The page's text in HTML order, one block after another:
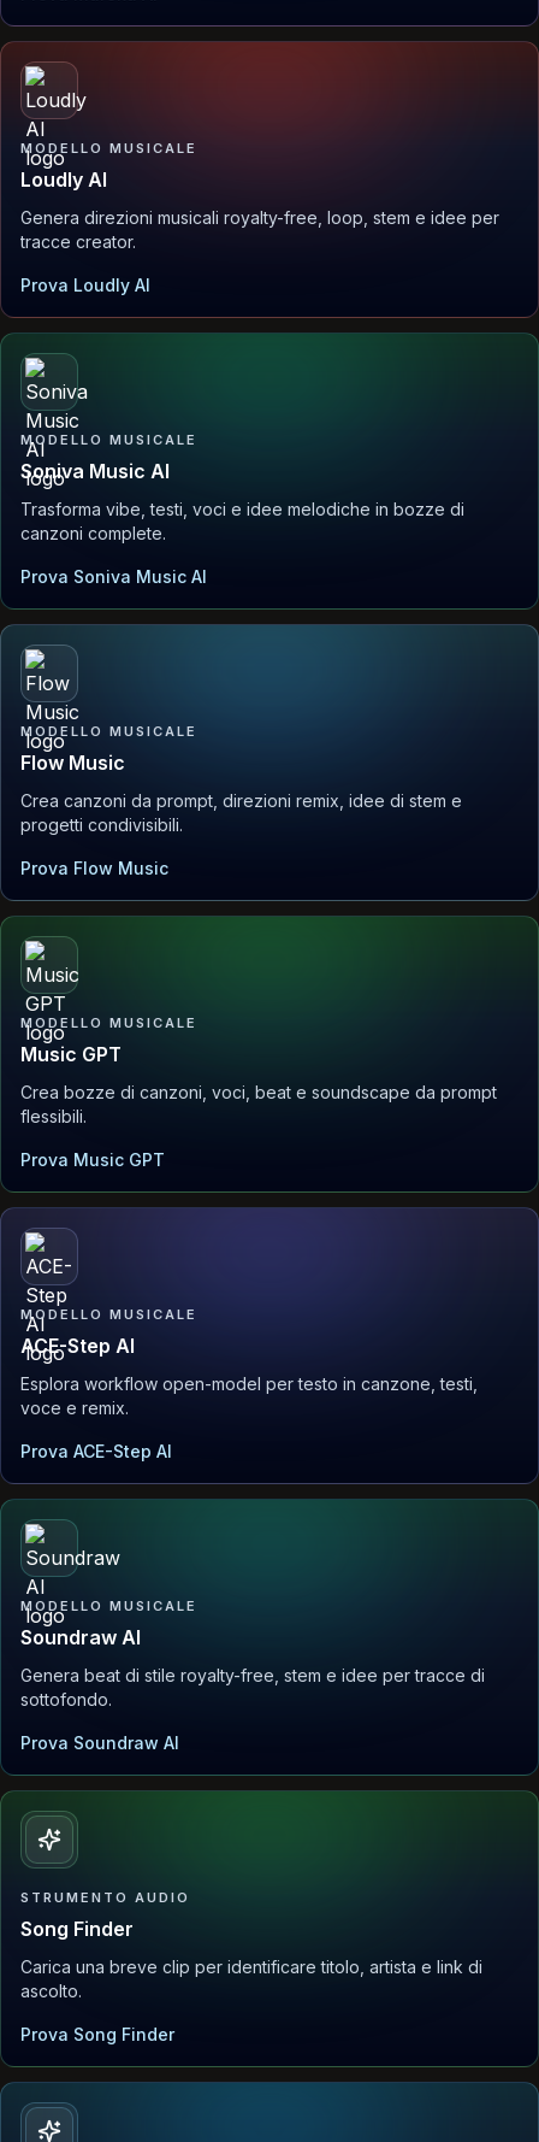
MODELLO MUSICALE
Loudly AI
Genera direzioni musicali royalty-free, loop, stem e idee per
tracce creator.
Prova Loudly AI
MODELLO MUSICALE
Soniva Music AI
Trasforma vibe, testi, voci e idee melodiche in bozze di
canzoni complete.
Prova Soniva Music AI
MODELLO MUSICALE
Flow Music
Crea canzoni da prompt, direzioni remix, idee di stem e
progetti condivisibili.
Prova Flow Music
MODELLO MUSICALE
Music GPT
Crea bozze di canzoni, voci, beat e soundscape da prompt
flessibili.
Prova Music GPT
MODELLO MUSICALE
ACE-Step AI
Esplora workflow open-model per testo in canzone, testi,
voce e remix.
Prova ACE-Step AI
MODELLO MUSICALE
Soundraw AI
Genera beat di stile royalty-free, stem e idee per tracce di
sottofondo.
Prova Soundraw AI
STRUMENTO AUDIO
Song Finder
Carica una breve clip per identificare titolo, artista e link di
ascolto.
Prova Song Finder